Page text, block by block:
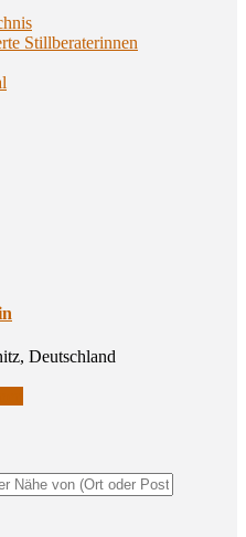
Stillberaterinnen
Deutschland